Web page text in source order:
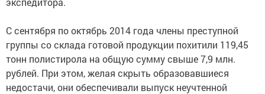
С сентября по октябрь 2014 года члены преступной
группы со склада готовой продукции похитили 119,45
тонн полистирола на общую сумму свыше 7,9 млн.
рублей. При этом, желая скрыть образовавшиеся
недостачи, они обеспечивали выпуск неучтенной